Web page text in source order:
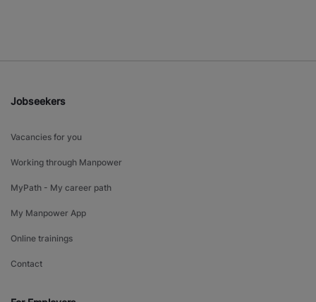
Jobseekers
Vacancies for you
Working through Manpower
MyPath - My career path
My Manpower App
Online trainings
Contact